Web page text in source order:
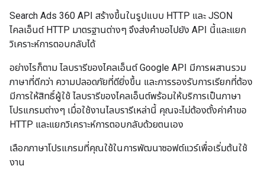
Search Ads 360 API สร้างขึ้นในรูปแบบ HTTP และ JSON
ไคลเอ็นต์ HTTP มาตรฐานต่างๆ จึงส่งคำขอไปยัง API นี้และแยก
วิเคราะห์การตอบกลับได้
อย่างไรก็ตาม ไลบรารีของไคลเอ็นต์ Google API มีการผสานรวม
ภาษาที่ดีกว่า ความปลอดภัยที่ดียิ่งขึ้น และการรองรับการเรียกที่ต้อง
มีการให้สิทธิ์ผู้ใช้ ไลบรารีของไคลเอ็นต์พร้อมให้บริการเป็นภาษา
โปรแกรมต่างๆ เมื่อใช้งานไลบรารีเหล่านี้ คุณจะไม่ต้องตั้งค่าคำขอ
HTTP และแยกวิเคราะห์การตอบกลับด้วยตนเอง
เลือกภาษาโปรแกรมที่คุณใช้ในการพัฒนาซอฟต์แวร์เพื่อเริ่มต้นใช้
งาน